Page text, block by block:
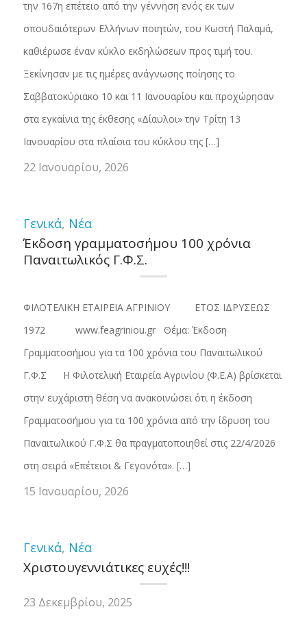
την 167η επέτειο από την γέννηση ενός εκ των
σπουδαιότερων Ελλήνων ποιητών, του Κωστή Παλαμά,
καθιέρωσε έναν κύκλο εκδηλώσεων προς τιμή του.
Ξεκίνησαν με τις ημέρες ανάγνωσης ποίησης το
Σαββατοκύριακο 10 και 11 Ιανουαρίου και προχώρησαν
στα εγκαίνια της έκθεσης «Δίαυλοι» την Τρίτη 13
Ιανουαρίου στα πλαίσια του κύκλου της […]
22 Ιανουαρίου, 2026
Γενικά, Νέα
Έκδοση γραμματοσήμου 100 χρόνια
Παναιτωλικός Γ.Φ.Σ.
ΦΙΛΟΤΕΛΙΚΗ ΕΤΑΙΡΕΙΑ ΑΓΡΙΝΙΟΥ ΕΤΟΣ ΙΔΡΥΣΕΩΣ
1972 www.feagriniou.gr Θέμα: Έκδοση
Γραμματοσήμου για τα 100 χρόνια του Παναιτωλικού
Γ.Φ.Σ Η Φιλοτελική Εταιρεία Αγρινίου (Φ.Ε.Α) βρίσκεται
στην ευχάριστη θέση να ανακοινώσει ότι η έκδοση
Γραμματοσήμου για τα 100 χρόνια από την ίδρυση του
Παναιτωλικού Γ.Φ.Σ θα πραγματοποιηθεί στις 22/4/2026
στη σειρά «Επέτειοι & Γεγονότα». […]
15 Ιανουαρίου, 2026
Γενικά, Νέα
Χριστουγεννιάτικες ευχές!!!
23 Δεκεμβρίου, 2025